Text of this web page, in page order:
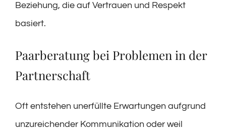
Beziehung, die auf Vertrauen und Respekt
basiert.
Paarberatung bei Problemen in der
Partnerschaft
Oft entstehen unerfüllte Erwartungen aufgrund
unzureichender Kommunikation oder weil